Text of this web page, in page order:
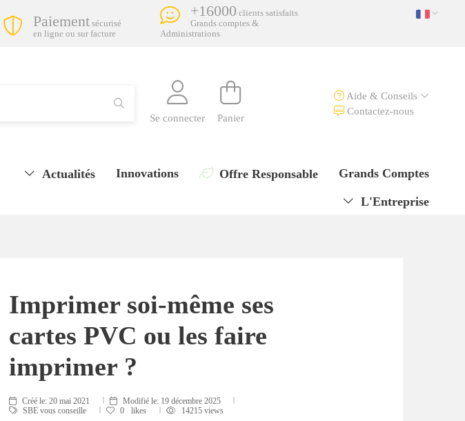
Paiement sécurisé
en ligne ou sur facture
+16000 clients satisfaits
Grands comptes &
Administrations
Se connecter Panier
Aide & Conseils
Contactez-nous
Grands Comptes
Offre Responsable
Innovations
Actualités
L'Entreprise
Imprimer soi-même ses
cartes PVC ou les faire
imprimer ?
Créé le:20 mai 2021 Modifié le: 19 décembre 2025
SBE vous conseille
0 likes 14215 views